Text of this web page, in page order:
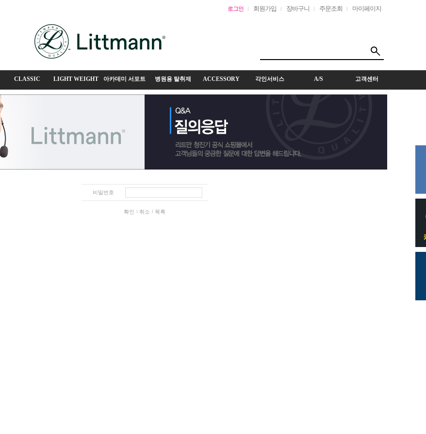
로그인 회원가입 장바구니 주문조회 마이페이지
CLASSIC LIGHT WEIGHT 아카데미 서포트 병원용 탈취제 ACCESSORY 각인서비스 A/S 고객센터
비밀번호
확인 취소 목록